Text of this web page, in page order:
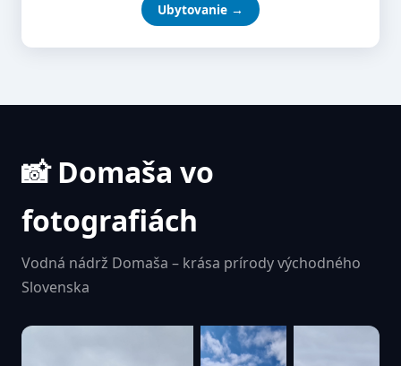
Ubytovanie →
📸 Domaša vo
fotografiách
Vodná nádrž Domaša – krása prírody východného
Slovenska